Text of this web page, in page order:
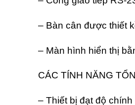
– Bàn cân được thiết
– Màn hình hiển thị
CÁC TÍNH NĂNG
– Thiết bị đạt độ